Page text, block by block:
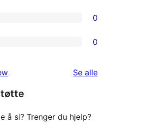
0
0
Se alleomtalene
å si? Trenger du hjelp?